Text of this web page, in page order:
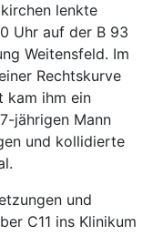
lenkte
Uhr auf der B 93
Weitensfeld. Im
Rechtskurve
kam ihm ein
jährigen Mann
und kollidierte
und
C11 ins Klinikum